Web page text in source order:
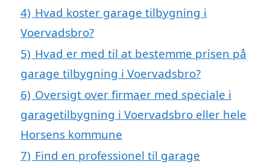
4) Hvad koster garage tilbygning i
Voervadsbro?
5) Hvad er med til at bestemme prisen på
garage tilbygning i Voervadsbro?
6) Oversigt over firmaer med speciale i
garagetilbygning i Voervadsbro eller hele
Horsens kommune
7) Find en professionel til garage